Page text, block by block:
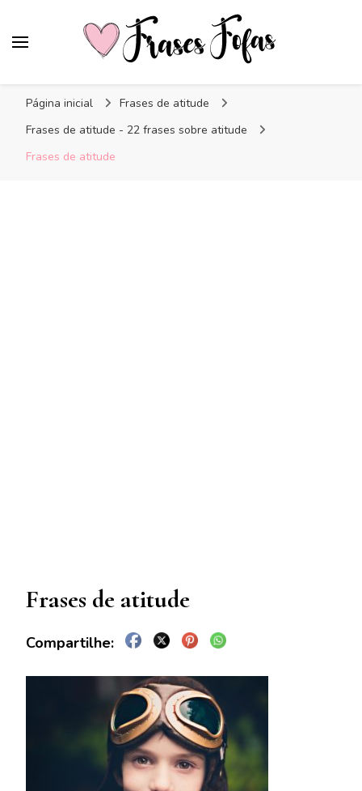
Página inicial
Frases de atitude
Frases de atitude - 22 frases sobre atitude
Frases de atitude
Frases de atitude